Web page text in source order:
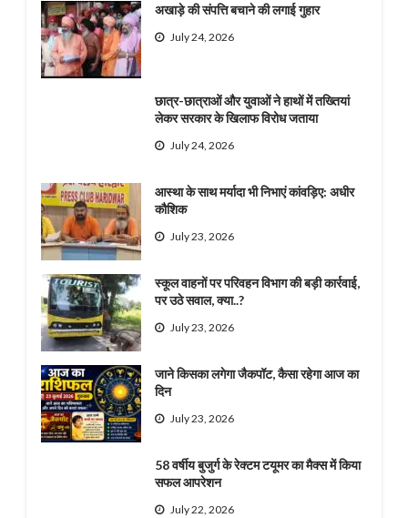
अखाड़े की संपत्ति बचाने की लगाई गुहार
July 24, 2026
छात्र-छात्राओं और युवाओं ने हाथों में तख्तियां
लेकर सरकार के खिलाफ विरोध जताया
July 24, 2026
आस्था के साथ मर्यादा भी निभाएं कांवड़िए: अधीर
कौशिक
July 23, 2026
स्कूल वाहनों पर परिवहन विभाग की बड़ी कार्रवाई,
पर उठे सवाल, क्या..?
July 23, 2026
जाने किसका लगेगा जैकपॉट, कैसा रहेगा आज का
दिन
July 23, 2026
58 वर्षीय बुजुर्ग के रेक्टम टयूमर का मैक्स में किया
सफल आपरेशन
July 22, 2026